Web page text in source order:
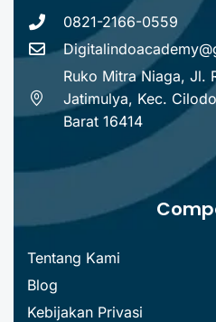
0821-2166-0559
Ruko Mitra Niaga, Jl.
Jatimulya, Kec.
Barat 16414
Tentang Kami
Blog
Kebijakan Privasi